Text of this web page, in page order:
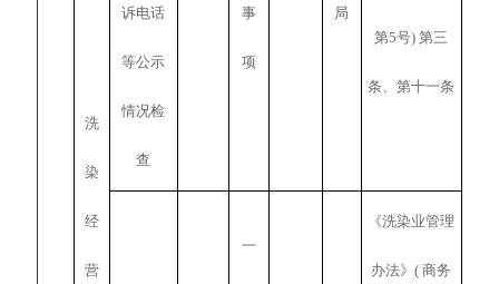
洗
染
经
营
诉电话
等公示
情况检
查
事
项
局
第5号) 第三
条、第十一条
一
《洗染业管理
办法》( 商务